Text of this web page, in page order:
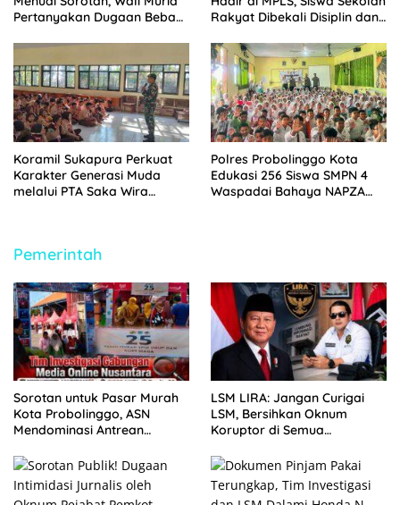
Pertanyakan Dugaan Beban
Pengawasan Dinas
Pendidikan
Rakyat Dibekali Disiplin dan
Koramil Sukapura Perkuat
Karakter Generasi Muda
melalui PTA Saka Wira
Polres Probolinggo Kota
Edukasi 256 Siswa SMPN 4
Waspadai Bahaya NAPZA
Pemerintah
Sorotan untuk Pasar Murah
Kota Probolinggo, ASN
Mendominasi Antrean
LSM LIRA: Jangan Curigai
LSM, Bersihkan Oknum
Koruptor di Semua